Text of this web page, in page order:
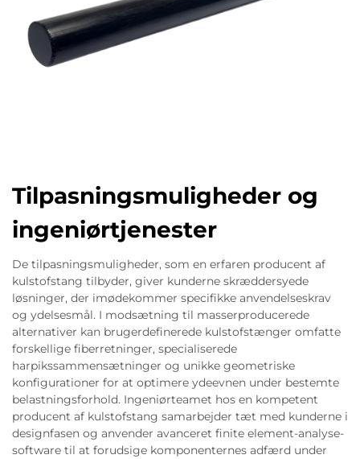
Tilpasningsmuligheder og
ingeniørtjenester
De tilpasningsmuligheder, som en erfaren producent af
kulstofstang tilbyder, giver kunderne skræddersyede
løsninger, der imødekommer specifikke anvendelseskrav
og ydelsesmål. I modsætning til masserproducerede
alternativer kan brugerdefinerede kulstofstænger omfatte
forskellige fiberretninger, specialiserede
harpikssammensætninger og unikke geometriske
konfigurationer for at optimere ydeevnen under bestemte
belastningsforhold. Ingeniørteamet hos en kompetent
producent af kulstofstang samarbejder tæt med kunderne i
designfasen og anvender avanceret finite element-analyse-
software til at forudsige komponenternes adfærd under